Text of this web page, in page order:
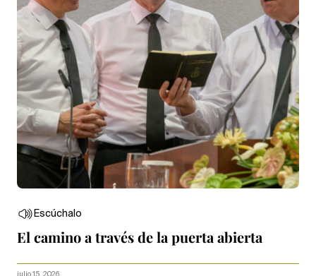
Escúchalo
El camino a través de la puerta abierta
julio 15, 2026